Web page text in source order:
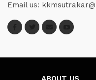
Email us: